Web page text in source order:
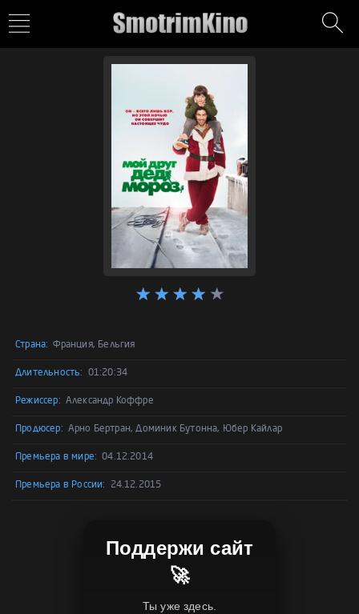
Страна: Франция, Бельгия
Длительность: 01:20:34
Режиссер: Александр Коффре
Продюсер: Арно Бертран, Доминик Бутонна, Юбер Кайлар
Премьера в мире: 04.12.2014
Премьера в России: 24.12.2015
Поддержи сайт
🚀
Ты уже здесь.